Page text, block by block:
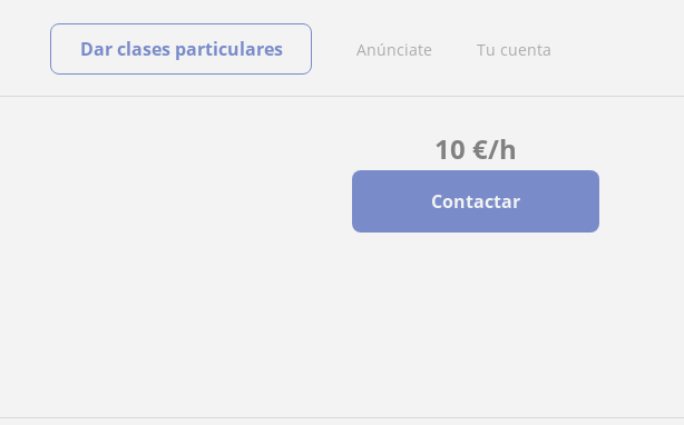
Anúnciate Tu cuenta
Dar clases particulares
10 €/h
Contactar